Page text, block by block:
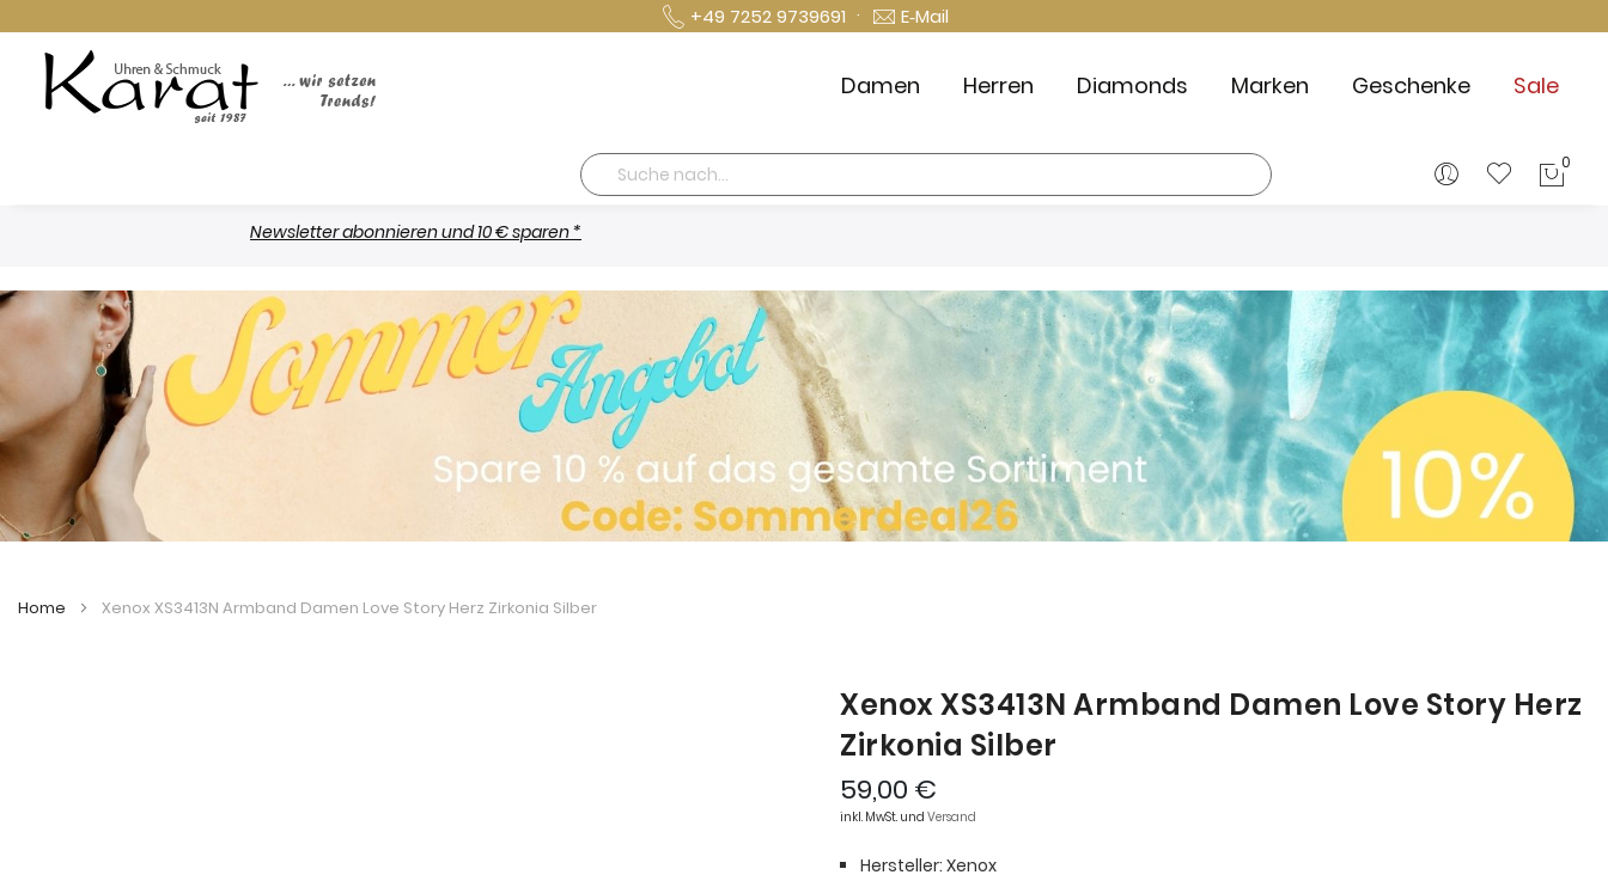
+49 7252 9739691 · E‑Mail
Damen Herren Diamonds Marken Geschenke Sale
Suche
0
Newsletter abonnieren und 10 € sparen *
Home Xenox XS3413N Armband Damen Love Story Herz Zirkonia Silber
Xenox XS3413N Armband Damen Love Story Herz
Zirkonia Silber
59,00 €
inkl. MwSt. und Versand
Hersteller: Xenox